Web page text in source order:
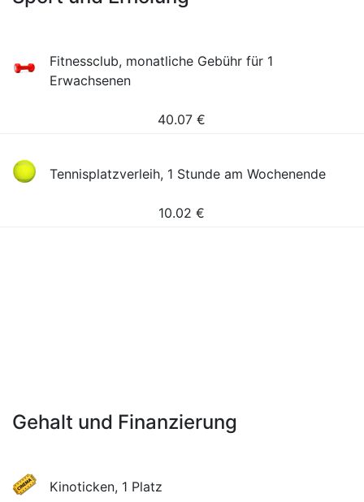
Fitnessclub, monatliche Gebühr für 1
Erwachsenen
40.07 €
Tennisplatzverleih, 1 Stunde am Wochenende
10.02 €
Gehalt und Finanzierung
Kinoticken, 1 Platz